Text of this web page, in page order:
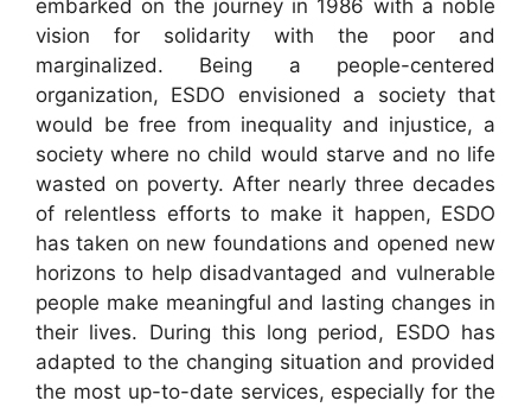
embarked on the journey in 1986 with a noble
vision for solidarity with the poor and
marginalized. Being a people-centered
organization, ESDO envisioned a society that
would be free from inequality and injustice, a
society where no child would starve and no life
wasted on poverty. After nearly three decades
of relentless efforts to make it happen, ESDO
has taken on new foundations and opened new
horizons to help disadvantaged and vulnerable
people make meaningful and lasting changes in
their lives. During this long period, ESDO has
adapted to the changing situation and provided
the most up-to-date services, especially for the